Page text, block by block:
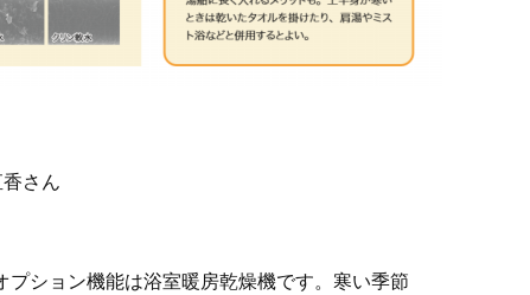
さん
ション機能は浴室暖房乾燥機です。寒い季節